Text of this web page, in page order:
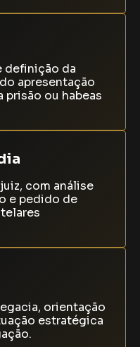
definição da
apresentação
prisão ou habeas
com análise
e pedido de
orientação
estratégica